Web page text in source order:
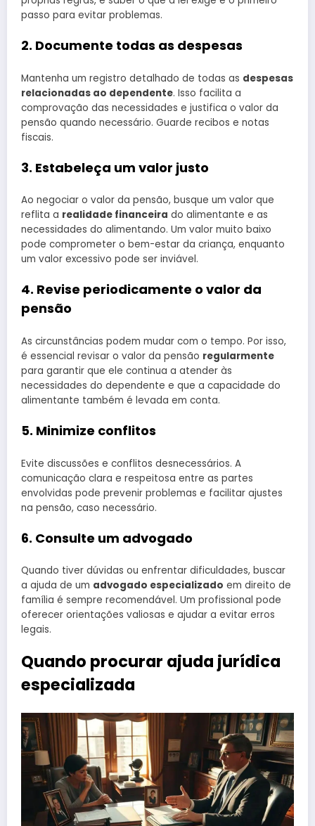
passo para evitar problemas.
2. Documente todas as despesas
Mantenha um registro detalhado de todas as despesas
relacionadas ao dependente. Isso facilita a
comprovação das necessidades e justifica o valor da
pensão quando necessário. Guarde recibos e notas
fiscais.
3. Estabeleça um valor justo
Ao negociar o valor da pensão, busque um valor que
reflita a realidade financeira do alimentante e as
necessidades do alimentando. Um valor muito baixo
pode comprometer o bem-estar da criança, enquanto
um valor excessivo pode ser inviável.
4. Revise periodicamente o valor da
pensão
As circunstâncias podem mudar com o tempo. Por isso,
é essencial revisar o valor da pensão regularmente
para garantir que ele continua a atender às
necessidades do dependente e que a capacidade do
alimentante também é levada em conta.
5. Minimize conflitos
Evite discussões e conflitos desnecessários. A
comunicação clara e respeitosa entre as partes
envolvidas pode prevenir problemas e facilitar ajustes
na pensão, caso necessário.
6. Consulte um advogado
Quando tiver dúvidas ou enfrentar dificuldades, buscar
a ajuda de um advogado especializado em direito de
família é sempre recomendável. Um profissional pode
oferecer orientações valiosas e ajudar a evitar erros
legais.
Quando procurar ajuda jurídica
especializada